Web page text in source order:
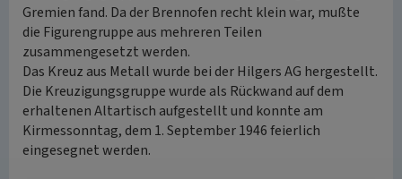
Gremien fand. Da der Brennofen recht klein war, mußte
die Figurengruppe aus mehreren Teilen
zusammengesetzt werden.
Das Kreuz aus Metall wurde bei der Hilgers AG hergestellt.
Die Kreuzigungsgruppe wurde als Rückwand auf dem
erhaltenen Altartisch aufgestellt und konnte am
Kirmessonntag, dem 1. September 1946 feierlich
eingesegnet werden.